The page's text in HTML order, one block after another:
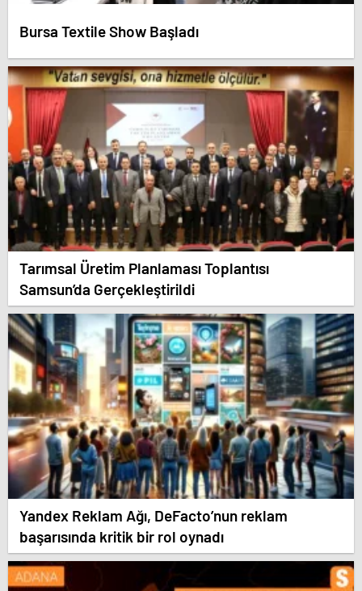
Bursa Textile Show Başladı
Tarımsal Üretim Planlaması Toplantısı
Samsun’da Gerçekleştirildi
Yandex Reklam Ağı, DeFacto’nun reklam
başarısında kritik bir rol oynadı